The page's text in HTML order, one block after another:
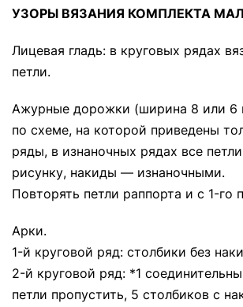
УЗОРЫ ВЯЗАНИЯ КОМПЛЕКТА
Лицевая гладь: в круговых рядах
петли.
Ажурные дорожки (ширина 8 или 6
по схеме, на которой приведены
ряды, в изнаночных рядах все
рисунку, накиды — изнаночными.
Повторять петли раппорта и с 1-го
Арки.
1-й круговой ряд: столбики без
2-й круговой ряд: *1
петли пропустить, 5 столбиков с